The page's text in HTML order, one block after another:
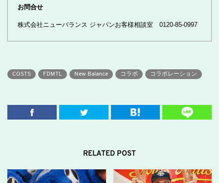
お問合せ
株式会社ニューバランス ジャパンお客様相談室 0120-85-0997
COSTS FDMTL New Balance コラボ コラボレーション
RELATED POST